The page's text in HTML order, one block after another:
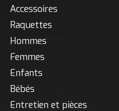
Accessoires
Raquettes
Hommes
Femmes
Enfants
Bébés
Entretien et pièces